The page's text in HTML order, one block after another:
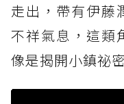
走出，帶有伊藤
不祥氣息，這類
像是揭開小鎮祕